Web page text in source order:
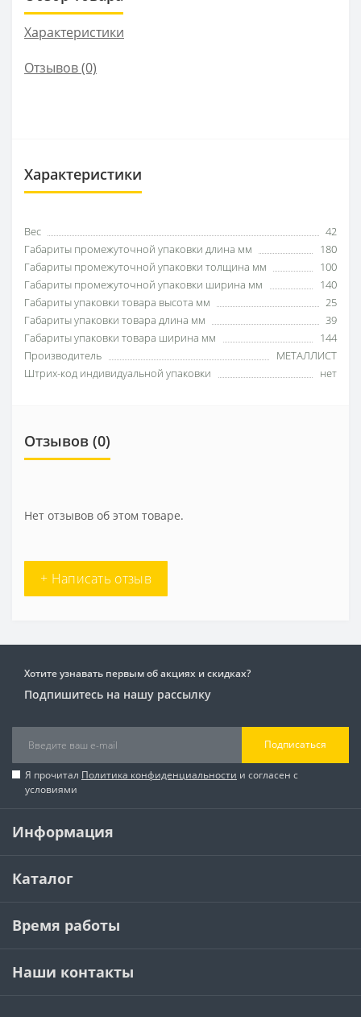
Характеристики
Отзывов (0)
Характеристики
Вес
42
Габариты промежуточной упаковки длина мм
180
Габариты промежуточной упаковки толщина мм
100
Габариты промежуточной упаковки ширина мм
140
Габариты упаковки товара высота мм
25
Габариты упаковки товара длина мм
39
Габариты упаковки товара ширина мм
144
Производитель
МЕТАЛЛИСТ
Штрих-код индивидуальной упаковки
нет
Отзывов (0)
Нет отзывов об этом товаре.
+ Написать отзыв
Хотите узнавать первым об акциях и скидках?
Подпишитесь на нашу рассылку
Подписаться
Я прочитал Политика конфиденциальности и согласен с
условиями
Информация
Каталог
Время работы
Наши контакты